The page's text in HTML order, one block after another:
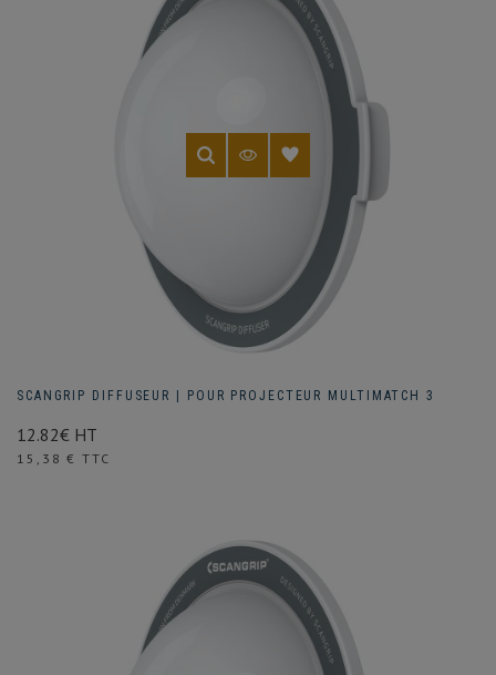
SCANGRIP DIFFUSEUR | POUR PROJECTEUR MULTIMATCH 3
12.82€ HT
Prix
15,38 € TTC